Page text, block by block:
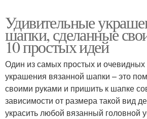
Удивительные
шапки, сделанные
10 простых идей
Один из самых простых и очевидных
украшения вязанной шапки – это
своими руками и пришить к шапке
зависимости от размера такой вид
украсить любой вязанный головной